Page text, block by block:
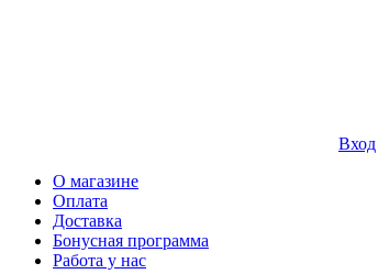
Вход
О магазине
Оплата
Доставка
Бонусная программа
Работа у нас